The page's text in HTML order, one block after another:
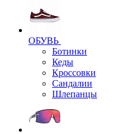
ОБУВЬ
Ботинки
Кеды
Кроссовки
Сандалии
Шлепанцы